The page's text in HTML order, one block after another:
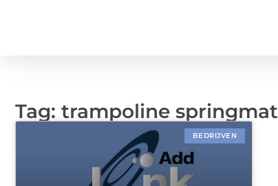
Tag: trampoline springmat
BEDRIJVEN